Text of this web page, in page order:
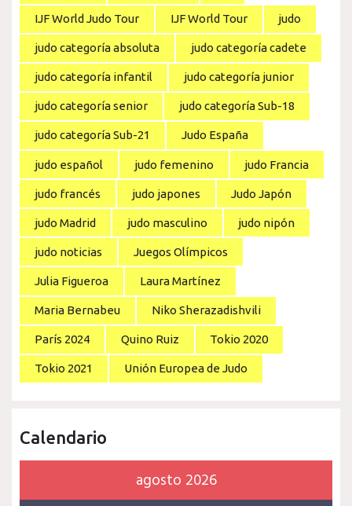
IJF World Judo Tour IJF World Tour judo
judo categoría absoluta judo categoría cadete
judo categoría infantil judo categoría junior
judo categoría senior judo categoría Sub-18
judo categoría Sub-21 Judo España
judo español judo femenino judo Francia
judo francés judo japones Judo Japón
judo Madrid judo masculino judo nipón
judo noticias Juegos Olímpicos
Julia Figueroa Laura Martínez
Maria Bernabeu Niko Sherazadishvili
París 2024 Quino Ruiz Tokio 2020
Tokio 2021 Unión Europea de Judo
Calendario
agosto 2026